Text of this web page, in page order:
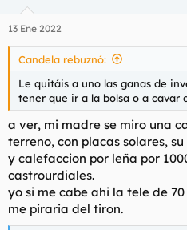
e
s
13 Ene 2022
Candela rebuznó:
Le quitáis a uno las ganas de
tener que ir a la bolsa o a cavar
a ver, mi madre se miro una
terreno, con placas solares,
y calefaccion por leña por
castrourdiales.
yo si me cabe ahi la tele de
me piraria del tiron.